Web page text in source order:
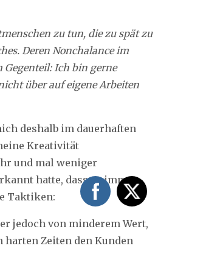
zu tun, die zu spät zu
Deren Nonchalance im
Ich bin gerne
über auf eigene Arbeiten
deshalb im dauerhaften
Kreativität
und mal weniger
hatte, dass es immer
Taktiken:
jedoch von minderem Wert,
Zeiten den Kunden